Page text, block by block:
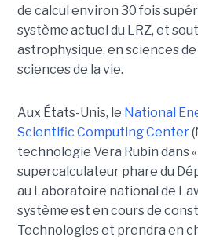
de calcul environ 30 fois
système actuel du LRZ, et
astrophysique, en sciences
sciences de la vie.
Aux États-Unis, le National
Scientific Computing Center
technologie Vera Rubin dans
supercalculateur phare du
au Laboratoire national de
système est en cours de
Technologies et prendra en